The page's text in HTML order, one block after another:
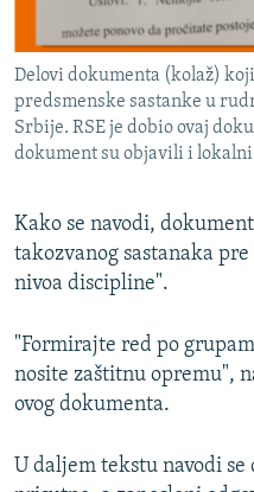
Delovi dokumenta (kolaž)
predsmenske sastanke u
Srbije. RSE je dobio ovaj
dokument su objavili i
Kako se navodi,
takozvanog sastanaka
nivoa discipline".
"Formirajte red po
nosite zaštitnu opremu",
ovog dokumenta.
U daljem tekstu navodi